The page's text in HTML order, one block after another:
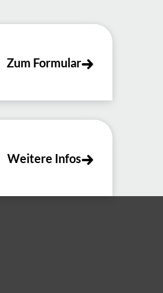
Zum Formular
Weitere Infos